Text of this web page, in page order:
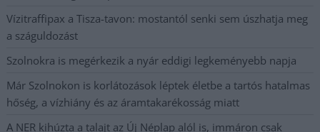
Vízitraffipax a Tisza-tavon: mostantól senki sem úszhatja meg
a száguldozást
Szolnokra is megérkezik a nyár eddigi legkeményebb napja
Már Szolnokon is korlátozások léptek életbe a tartós hatalmas
hőség, a vízhiány és az áramtakarékosság miatt
A NER kihúzta a talajt az Új Néplap alól is, immáron csak